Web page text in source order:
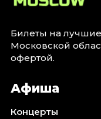
Билеты на
Московской
офертой.
Афиша
Концерты